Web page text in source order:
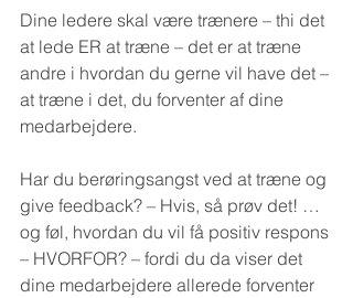
Dine ledere skal være trænere – thi det
at lede ER at træne – det er at træne
andre i hvordan du gerne vil have det –
at træne i det, du forventer af dine
medarbejdere.
Har du berøringsangst ved at træne og
give feedback? – Hvis, så prøv det! …
og føl, hvordan du vil få positiv respons
– HVORFOR? – fordi du da viser det
dine medarbejdere allerede forventer